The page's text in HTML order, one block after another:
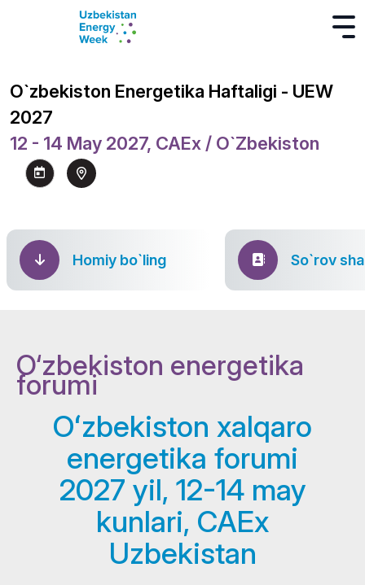
O`zbekiston Energetika Haftaligi - UEW
2027
12 - 14 May 2027, CAEx / O`zbekiston
Homiy bo`ling So`rov
O‘zbekiston energetika
forumi
Oʻzbekiston xalqaro
energetika forumi
2027 yil, 12-14 may
kunlari, CAEx
Uzbekistan